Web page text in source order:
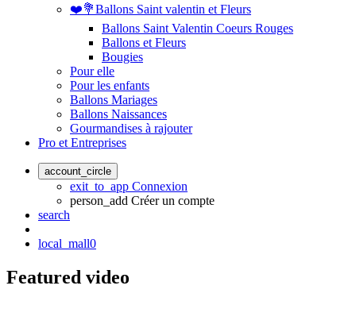
❤️💐Ballons Saint valentin et Fleurs
Ballons Saint Valentin Coeurs Rouges
Ballons et Fleurs
Bougies
Pour elle
Pour les enfants
Ballons Mariages
Ballons Naissances
Gourmandises à rajouter
Pro et Entreprises
account_circle
exit_to_app Connexion
person_add Créer un compte
search
local_mall0
Featured video